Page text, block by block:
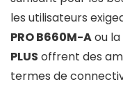
les utilisateurs
PRO B660M-Aou la
PLUS offrent des
termes de